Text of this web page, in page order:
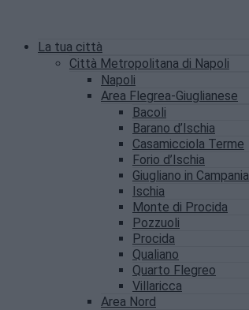
La tua città
Città Metropolitana di Napoli
Napoli
Area Flegrea-Giuglianese
Bacoli
Barano d’Ischia
Casamicciola Terme
Forio d’Ischia
Giugliano in Campania
Ischia
Monte di Procida
Pozzuoli
Procida
Qualiano
Quarto Flegreo
Villaricca
Area Nord